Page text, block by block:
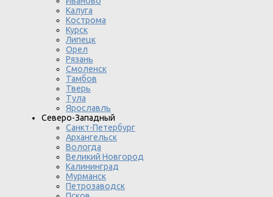
Калуга
Кострома
Курск
Липецк
Орел
Рязань
Смоленск
Тамбов
Тверь
Тула
Ярославль
Северо-Западный
Санкт-Петербург
Архангельск
Вологда
Великий Новгород
Калининград
Мурманск
Петрозаводск